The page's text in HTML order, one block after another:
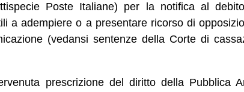
Poste Italiane) per la notifica al
a adempiere o a presentare ricorso di
(vedansi sentenze della Corte di
prescrizione del diritto della Pubblica